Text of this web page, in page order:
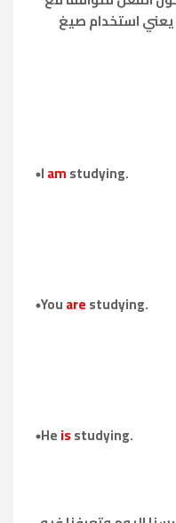
استخدام صيغ
Iamstudying.
Youarestudying.
Heisstudying.